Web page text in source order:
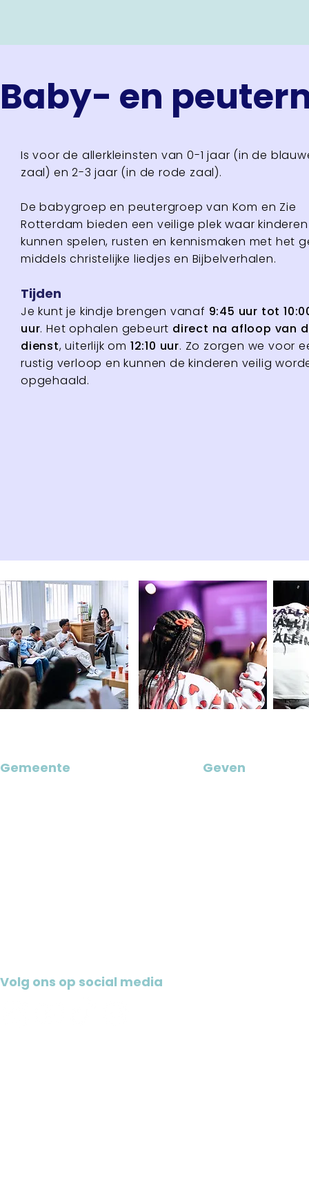
Baby- en
Is voor de allerkleinsten van 0-1 jaar (in de
zaal) en 2-3 jaar (in de rode zaal).
De babygroep en peutergroep van Kom en Zie
Rotterdam bieden een veilige plek waar kinderen
kunnen spelen, rusten en kennismaken met het
middels christelijke liedjes en Bijbelverhalen.
Tijden
Je kunt je kindje brengen vanaf 9:45 uur tot
uur. Het ophalen gebeurt direct na afloop van
dienst, uiterlijk om 12:10 uur. Zo zorgen we voor
rustig verloop en kunnen de kinderen veilig
opgehaald.
Gemeente Geven
Volg ons op social media